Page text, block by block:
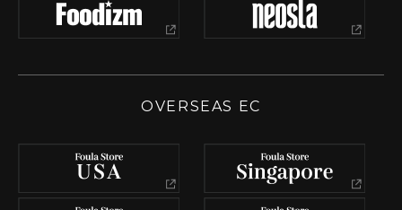
OVERSEAS EC